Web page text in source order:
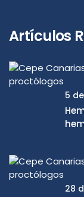
Artículos
5
28